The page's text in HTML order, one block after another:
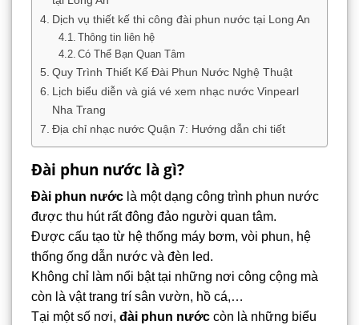
Dịch vụ thiết kế thi công đài phun nước tại Long An
Thông tin liên hệ
Có Thể Bạn Quan Tâm
Quy Trình Thiết Kế Đài Phun Nước Nghệ Thuật
Lịch biểu diễn và giá vé xem nhạc nước Vinpearl
Nha Trang
Địa chỉ nhạc nước Quận 7: Hướng dẫn chi tiết
Đài phun nước là gì?
Đài phun nước là một dạng công trình phun nước
được thu hút rất đông đảo người quan tâm.
Được cấu tạo từ hệ thống máy bơm, vòi phun, hệ
thống ống dẫn nước và đèn led.
Không chỉ làm nổi bật tại những nơi công cộng mà
còn là vật trang trí sân vườn, hồ cá,…
Tại một số nơi, đài phun nước còn là những biểu